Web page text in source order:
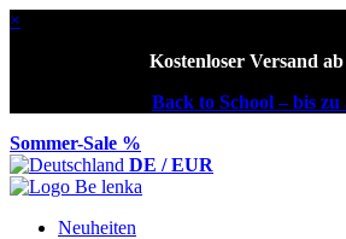
×
Kostenloser Versand ab
Back to School – bis zu
Sommer-Sale %
DE / EUR
Neuheiten